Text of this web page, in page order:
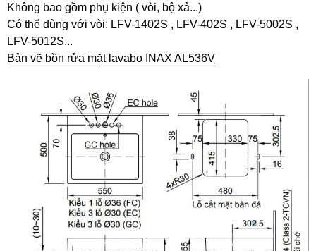
Không bao gồm phụ kiện ( vòi, bộ xả...)
Có thể dùng với vòi: LFV-1402S , LFV-402S , LFV-5002S ,
LFV-5012S...
Bản vẽ bồn rửa mặt lavabo INAX AL536V